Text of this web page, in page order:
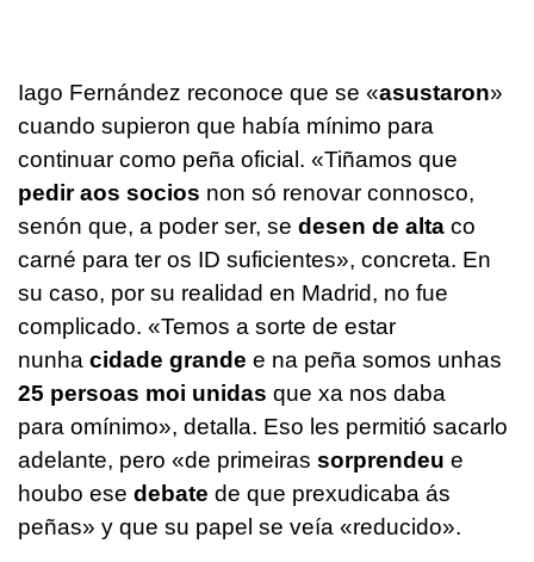
Iago Fernández reconoce que se «asustaron»
cuando supieron que había mínimo para
continuar como peña oficial. «Tiñamos que
pedir aos socios non só renovar connosco,
senón que, a poder ser, se desen de alta co
carné para ter os ID suficientes», concreta. En
su caso, por su realidad en Madrid, no fue
complicado. «Temos a sorte de estar
nunha cidade grande e na peña somos unhas
25 persoas moi unidas que xa nos daba
para omínimo», detalla. Eso les permitió sacarlo
adelante, pero «de primeiras sorprendeu e
houbo ese debate de que prexudicaba ás
peñas» y que su papel se veía «reducido».